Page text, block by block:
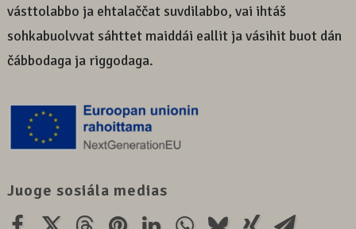
vásttolabbo ja ehtalaččat suvdilabbo, vai ihtáš
sohkabuolvvat sáhttet maiddái eallit ja vásihit buot dán
čábbodaga ja riggodaga.
Juoge sosiála medias